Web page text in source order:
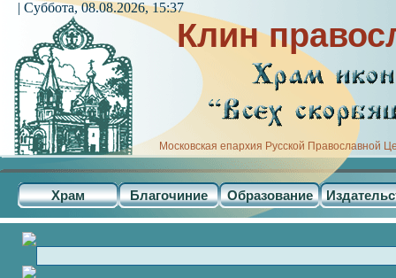
Клин
Московская епархия Русской Православной
Храм Благочиние Образование
| Суббота, 08.08.2026, 15:37